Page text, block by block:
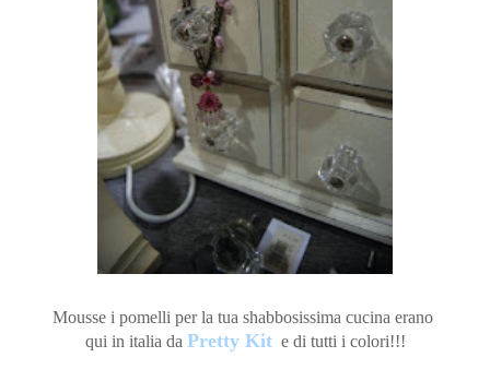
Mousse i pomelli per la tua shabbosissima cucina erano
qui in italia da Pretty Kite di tutti i colori!!!